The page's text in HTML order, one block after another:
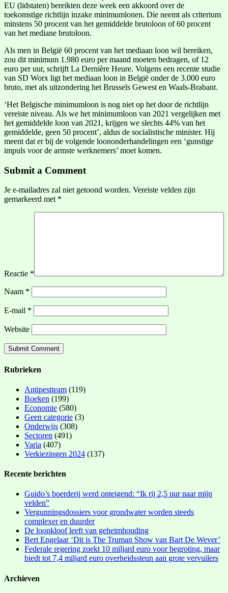
EU (lidstaten) bereikten deze week een akkoord over de
toekomstige richtlijn inzake minimumlonen. Die neemt als criterium
minstens 50 procent van het gemiddelde brutoloon of 60 procent
van het mediane brutoloon.
Als men in België 60 procent van het mediaan loon wil bereiken,
zou dit minimum 1.980 euro per maand moeten bedragen, of 12
euro per uur, schrijft La Dernière Heure. Volgens een recente studie
van SD Worx ligt het mediaan loon in België onder de 3.000 euro
bruto, met als uitzondering het Brussels Gewest en Waals-Brabant.
‘Het Belgische minimumloon is nog niet op het door de richtlijn
vereiste niveau. Als we het minimumloon van 2021 vergelijken met
het gemiddelde loon van 2021, krijgen we slechts 44% van het
gemiddelde, geen 50 procent’, aldus de socialistische minister. Hij
meent dat er bij de volgende loononderhandelingen een ‘gunstige
impuls voor de armste werknemers’ moet komen.
Submit a Comment
Je e-mailadres zal niet getoond worden. Vereiste velden zijn
gemarkeerd met *
Reactie *
Naam *
E-mail *
Website
Rubrieken
Antipestteam (119)
Boeken (199)
Economie (580)
Geen categorie (3)
Onderwijs (308)
Sectoren (491)
Varia (407)
Verkiezingen 2024 (137)
Recente berichten
Guido’s boerderij werd onteigend: “Ik rij 2,5 uur naar mijn
velden”
Vergunningsdossiers voor grondwater worden steeds
complexer en duurder
De loonkloof leeft van geheimhouding
Bert Engelaar ‘Dit is The Truman Show van Bart De Wever’
Federale regering zoekt 10 miljard euro voor begroting, maar
biedt tot 7,4 miljard euro overheidssteun aan grote vervuilers
Archieven